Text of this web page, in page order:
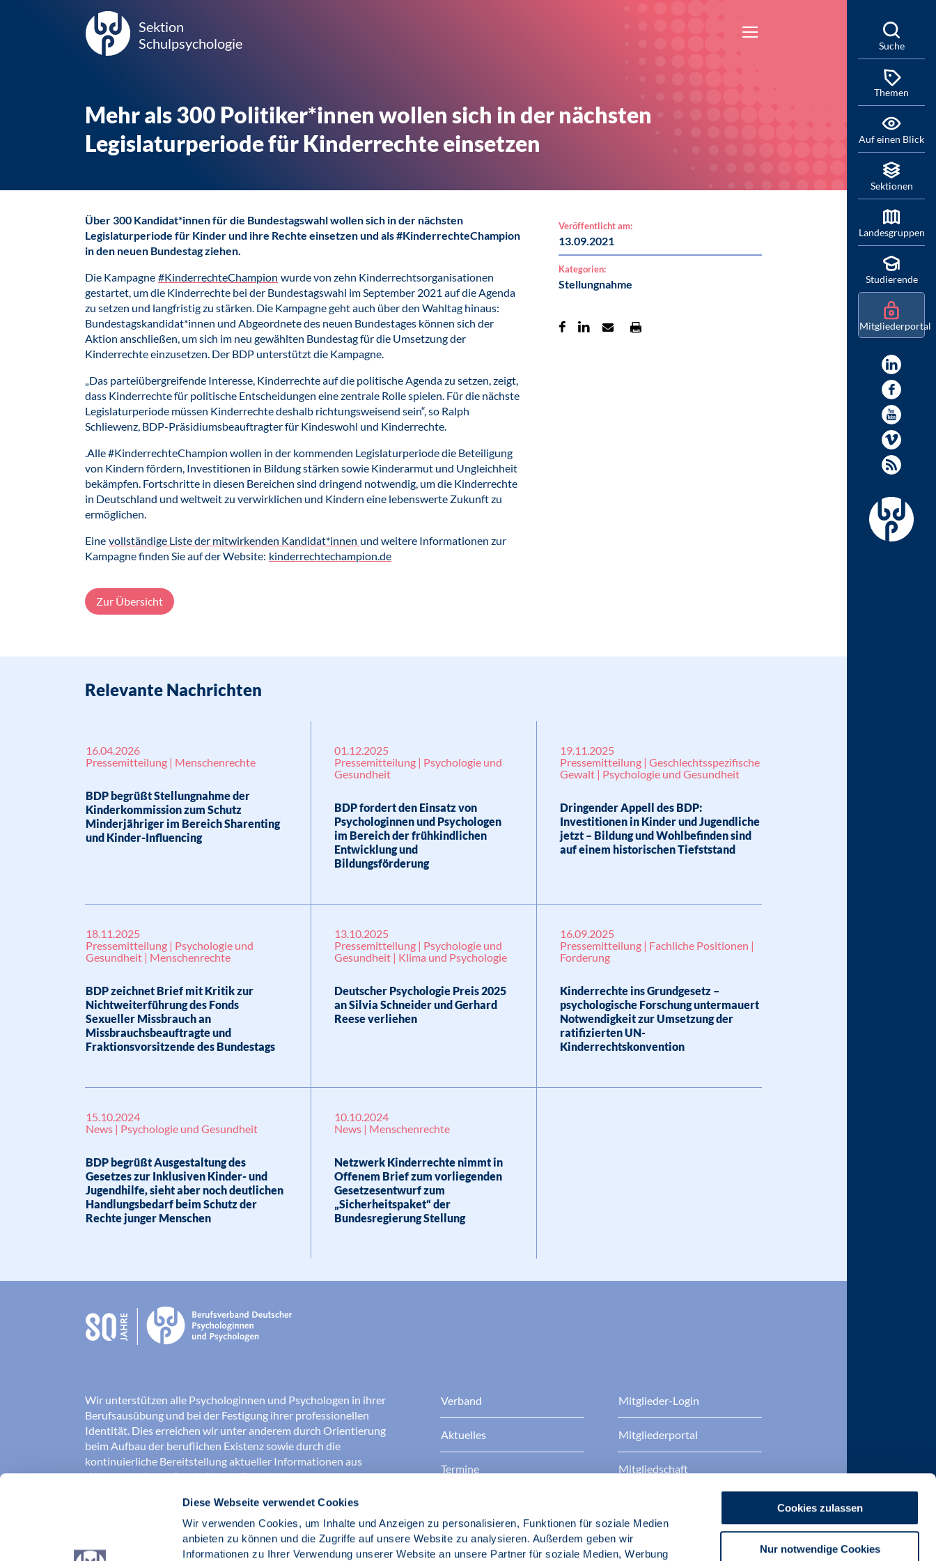
Diese Webseite verwendet Cookies
Wir verwenden Cookies, um Inhalte und Anzeigen zu personalisieren, Funktionen für soziale Medien
anbieten zu können und die Zugriffe auf unsere Website zu analysieren. Außerdem geben wir
Informationen zu Ihrer Verwendung unserer Website an unsere Partner für soziale Medien, Werbung
Cookies zulassen
Nur notwendige Cookies
Sektion
Schulpsychologie
Mehr als 300 Politiker*innen wollen sich in der nächsten
Legislaturperiode für Kinderrechte einsetzen
Über300 Kandidat*innen für die Bundestagswahl wollen sich in der nächsten
Legislaturperiode für Kinder und ihre Rechte einsetzen und als #KinderrechteChampion
in den neuen Bundestag ziehen.
Die Kampagne #KinderrechteChampion wurde von zehn Kinderrechtsorganisationen
gestartet, um die Kinderrechte bei der Bundestagswahl im September 2021 auf die Agenda
zu setzen und langfristig zu stärken. Die Kampagne geht auch über den Wahltag hinaus:
Bundestagskandidat*innen und Abgeordnete des neuen Bundestages können sich der
Aktion anschließen, um sich im neu gewählten Bundestag für die Umsetzung der
Kinderrechte einzusetzen. Der BDP unterstützt die Kampagne.
„Das parteiübergreifende Interesse, Kinderrechte auf die politische Agenda zu setzen, zeigt,
dass Kinderrechte für politische Entscheidungen eine zentrale Rolle spielen. Für die nächste
Legislaturperiode müssen Kinderrechte deshalb richtungsweisend sein“, so Ralph
Schliewenz, BDP-Präsidiumsbeauftragter für Kindeswohl und Kinderrechte.
.Alle #KinderrechteChampion wollen in der kommenden Legislaturperiode die Beteiligung
von Kindern fördern, Investitionen in Bildung stärken sowie Kinderarmut und Ungleichheit
bekämpfen. Fortschritte in diesen Bereichen sind dringend notwendig, um die Kinderrechte
in Deutschland und weltweit zu verwirklichen und Kindern eine lebenswerte Zukunft zu
ermöglichen.
Eine vollständige Liste der mitwirkenden Kandidat*innen und weitere Informationen zur
Kampagne finden Sie auf der Website: kinderrechtechampion.de
Veröffentlicht am:
13.09.2021
Kategorien:
Stellungnahme
Zur Übersicht
Relevante Nachrichten
16.04.2026
Pressemitteilung | Menschenrechte
BDP begrüßt Stellungnahme der
Kinderkommission zum Schutz
Minderjähriger im Bereich Sharenting
und Kinder-Influencing
01.12.2025
Pressemitteilung | Psychologie und
Gesundheit
BDP fordert den Einsatz von
Psychologinnen und Psychologen
im Bereich der frühkindlichen
Entwicklung und
Bildungsförderung
19.11.2025
Pressemitteilung | Geschlechtsspezifische
Gewalt | Psychologie und Gesundheit
Dringender Appell des BDP:
Investitionen in Kinder und Jugendliche
jetzt – Bildung und Wohlbefinden sind
auf einem historischen Tiefststand
18.11.2025
Pressemitteilung | Psychologie und
Gesundheit | Menschenrechte
BDP zeichnet Brief mit Kritik zur
Nichtweiterführung des Fonds
Sexueller Missbrauch an
Missbrauchsbeauftragte und
Fraktionsvorsitzende des Bundestags
13.10.2025
Pressemitteilung | Psychologie und
Gesundheit | Klima und Psychologie
Deutscher Psychologie Preis 2025
an Silvia Schneider und Gerhard
Reese verliehen
16.09.2025
Pressemitteilung | Fachliche Positionen |
Forderung
Kinderrechte ins Grundgesetz –
psychologische Forschung untermauert
Notwendigkeit zur Umsetzung der
ratifizierten UN-
Kinderrechtskonvention
15.10.2024
News | Psychologie und Gesundheit
BDP begrüßt Ausgestaltung des
Gesetzes zur Inklusiven Kinder- und
Jugendhilfe, sieht aber noch deutlichen
Handlungsbedarf beim Schutz der
Rechte junger Menschen
10.10.2024
News | Menschenrechte
Netzwerk Kinderrechte nimmt in
Offenem Brief zum vorliegenden
Gesetzesentwurf zum
„Sicherheitspaket“ der
Bundesregierung Stellung
Wir unterstützen alle Psychologinnen und Psychologen in ihrer
Berufsausübung und bei der Festigung ihrer professionellen
Identität. Dies erreichen wir unter anderem durch Orientierung
beim Aufbau der beruflichen Existenz sowie durch die
kontinuierliche Bereitstellung aktueller Informationen aus
Wissenschaft und Praxis für den Berufsalltag.
Wir erschließen und sichern Berufsfelder und sorgen dafür, dass
Erkenntnisse der Psychologie kompetent und verantwortungsvoll
umgesetzt werden. Darüber hinaus stärken wir das Ansehen aller
Psychologinnen und Psychologen in der Öffentlichkeit und
Verband
Aktuelles
Termine
Berufsethik
Mitglieder-Login
Mitgliederportal
Mitgliedschaft
BDP Zertifizierungen
Suche
Themen
Auf einen Blick
Sektionen
Landesgruppen
Studierende
Mitgliederportal